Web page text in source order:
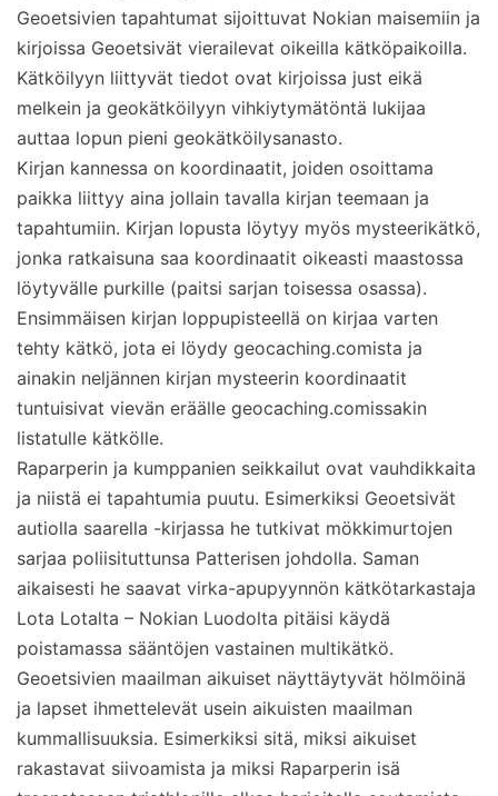
Geoetsivien tapahtumat sijoittuvat Nokian maisemiin ja
kirjoissa Geoetsivät vierailevat oikeilla kätköpaikoilla.
Kätköilyyn liittyvät tiedot ovat kirjoissa just eikä
melkein ja geokätköilyyn vihkiytymätöntä lukijaa
auttaa lopun pieni geokätköilysanasto.
Kirjan kannessa on koordinaatit, joiden osoittama
paikka liittyy aina jollain tavalla kirjan teemaan ja
tapahtumiin. Kirjan lopusta löytyy myös mysteerikätkö,
jonka ratkaisuna saa koordinaatit oikeasti maastossa
löytyvälle purkille (paitsi sarjan toisessa osassa).
Ensimmäisen kirjan loppupisteellä on kirjaa varten
tehty kätkö, jota ei löydy geocaching.comista ja
ainakin neljännen kirjan mysteerin koordinaatit
tuntuisivat vievän eräälle geocaching.comissakin
listatulle kätkölle.
Raparperin ja kumppanien seikkailut ovat vauhdikkaita
ja niistä ei tapahtumia puutu. Esimerkiksi Geoetsivät
autiolla saarella -kirjassa he tutkivat mökkimurtojen
sarjaa poliisituttunsa Patterisen johdolla. Saman
aikaisesti he saavat virka-apupyynnön kätkötarkastaja
Lota Lotalta – Nokian Luodolta pitäisi käydä
poistamassa sääntöjen vastainen multikätkö.
Geoetsivien maailman aikuiset näyttäytyvät hölmöinä
ja lapset ihmettelevät usein aikuisten maailman
kummallisuuksia. Esimerkiksi sitä, miksi aikuiset
rakastavat siivoamista ja miksi Raparperin isä